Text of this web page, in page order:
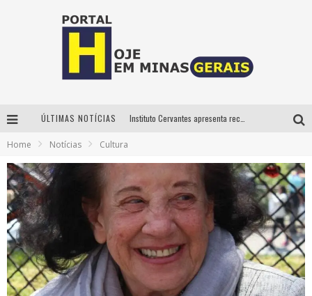
ÚLTIMAS NOTÍCIAS
É neste sábado: Marcelinho de Lima e Trio Virgulino agitam o Forró do Givanildo em Pedro Leopoldo
Projeta Cultura abre inscrições gratuitas em São João del-Rei para oficinas de elaboração de projetos culturais e inteligência artificial
Home Notícias Cultura